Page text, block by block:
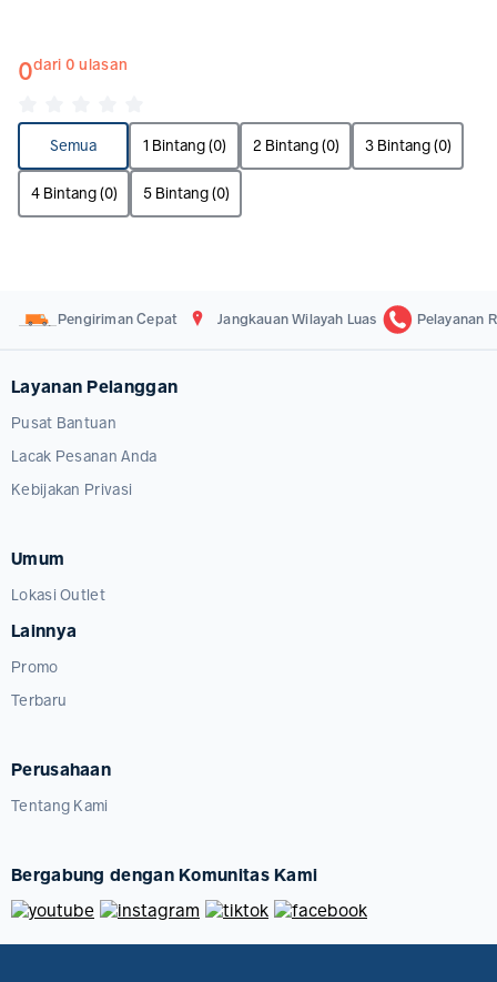
0dari 0 ulasan
Semua 1 Bintang (0) 2 Bintang (0) 3 Bintang (0)
4 Bintang (0) 5 Bintang (0)
Pengiriman Cepat Jangkauan Wilayah Luas Pelayanan
Layanan Pelanggan
Pusat Bantuan
Lacak Pesanan Anda
Kebijakan Privasi
Umum
Lokasi Outlet
Lainnya
Promo
Terbaru
Perusahaan
Tentang Kami
Bergabung dengan Komunitas Kami